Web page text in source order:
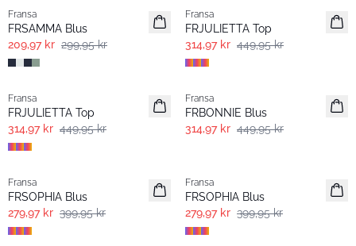
Fransa
FRSAMMA Blus
209,97 kr 299,95 kr
Fransa
FRJULIETTA Top
314,97 kr 449,95 kr
-30%
Fransa
FRJULIETTA Top
314,97 kr 449,95 kr
-30%
Fransa
FRBONNIE Blus
314,97 kr 449,95 kr
-30%
Fransa
FRSOPHIA Blus
279,97 kr 399,95 kr
Fransa
FRSOPHIA Blus
279,97 kr 399,95 kr
-30% -30%